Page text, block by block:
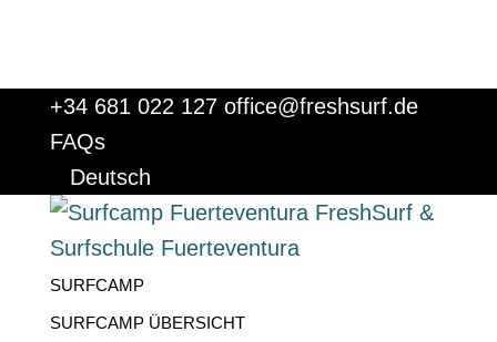
+34 681 022 127 office@freshsurf.de
FAQs
Deutsch
SURFCAMP
SURFCAMP ÜBERSICHT